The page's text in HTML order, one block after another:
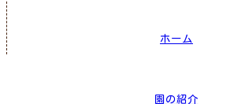
ホーム
園の紹介